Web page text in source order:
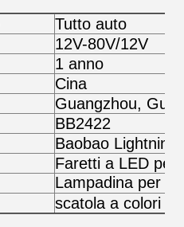
Tutto auto
12V-80V/12V
1 anno
Cina
Guangzhou,
BB2422
Baobao Lightning
Faretti a LED per
Lampadina per
scatola a colori